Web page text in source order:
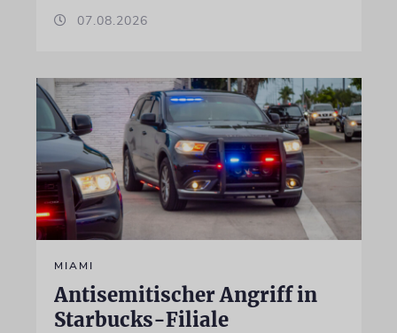
07.08.2026
MIAMI
Antisemitischer Angriff in
Starbucks-Filiale